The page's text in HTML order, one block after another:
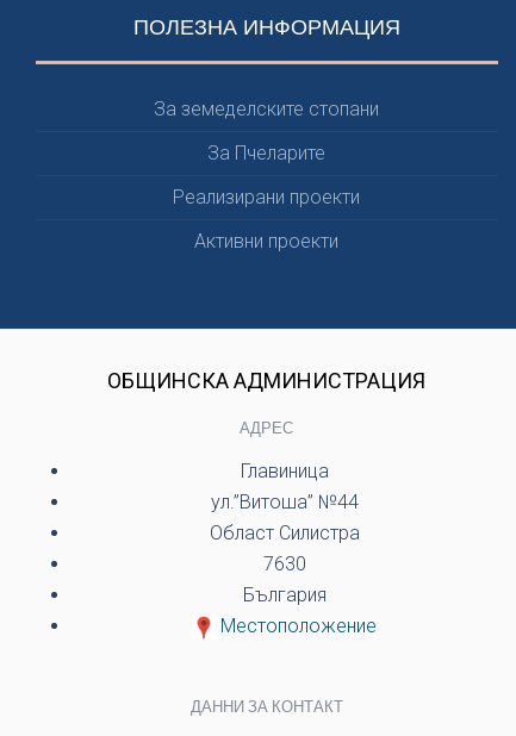
ПОЛЕЗНА ИНФОРМАЦИЯ
За земеделските стопани
За Пчеларите
Реализирани проекти
Активни проекти
ОБЩИНСКА АДМИНИСТРАЦИЯ
АДРЕС
Главиница
ул.”Витоша” №44
Област Силистра
7630
България
Местоположение
ДАННИ ЗА КОНТАКТ